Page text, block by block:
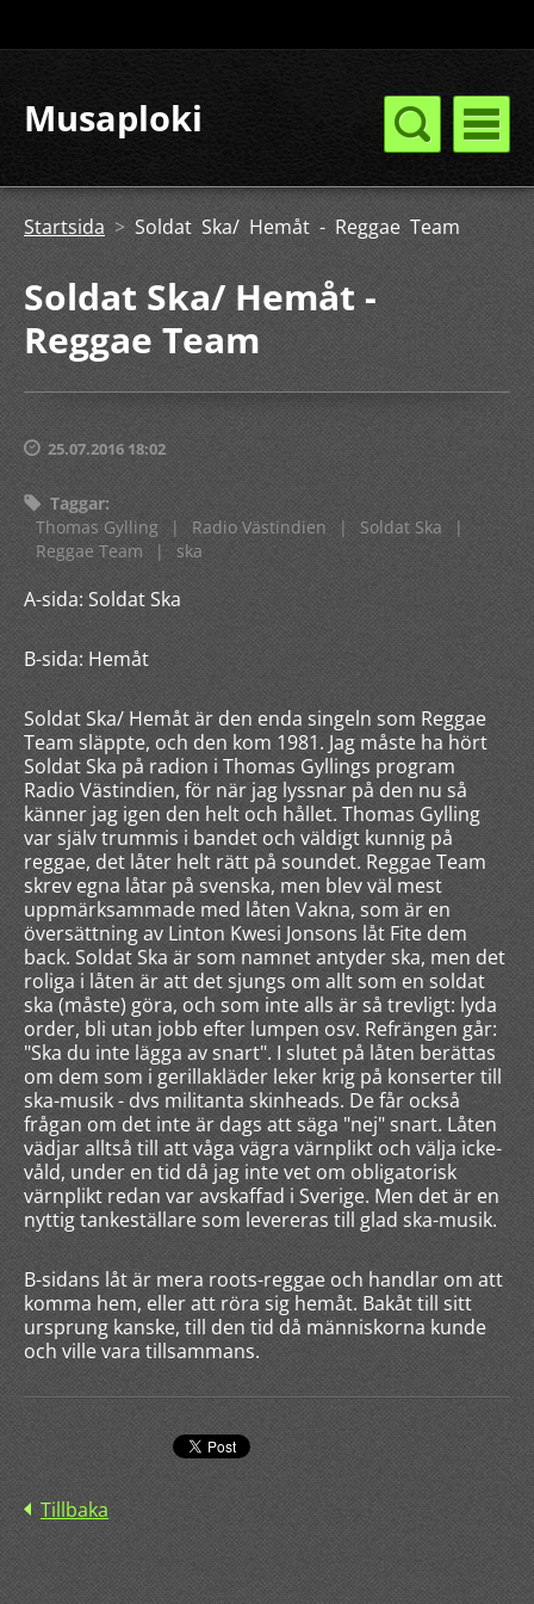
Musaploki
Startsida > Soldat Ska/ Hemåt - Reggae Team
Soldat Ska/ Hemåt -
Reggae Team
25.07.2016 18:02
Taggar:
Thomas Gylling
| Radio Västindien | Soldat Ska
|
Reggae Team
| ska
A-sida: Soldat Ska
B-sida: Hemåt
Soldat Ska/ Hemåt är den enda singeln som Reggae
Team släppte, och den kom 1981. Jag måste ha hört
Soldat Ska på radion i Thomas Gyllings program
Radio Västindien, för när jag lyssnar på den nu så
känner jag igen den helt och hållet. Thomas Gylling
var själv trummis i bandet och väldigt kunnig på
reggae, det låter helt rätt på soundet. Reggae Team
skrev egna låtar på svenska, men blev väl mest
uppmärksammade med låten Vakna, som är en
översättning av Linton Kwesi Jonsons låt Fite dem
back. Soldat Ska är som namnet antyder ska, men det
roliga i låten är att det sjungs om allt som en soldat
ska (måste) göra, och som inte alls är så trevligt: lyda
order, bli utan jobb efter lumpen osv. Refrängen går:
"Ska du inte lägga av snart". I slutet på låten berättas
om dem som i gerillakläder leker krig på konserter till
ska-musik - dvs militanta skinheads. De får också
frågan om det inte är dags att säga "nej" snart. Låten
vädjar alltså till att våga vägra värnplikt och välja icke-
våld, under en tid då jag inte vet om obligatorisk
värnplikt redan var avskaffad i Sverige. Men det är en
nyttig tankeställare som levereras till glad ska-musik.
B-sidans låt är mera roots-reggae och handlar om att
komma hem, eller att röra sig hemåt. Bakåt till sitt
ursprung kanske, till den tid då människorna kunde
och ville vara tillsammans.
Tillbaka